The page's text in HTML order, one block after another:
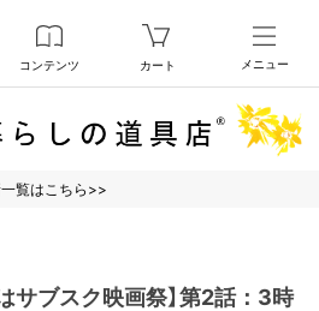
コンテンツ カート メニュー
覧はこちら>>
はサブスク映画祭】第2話：3時